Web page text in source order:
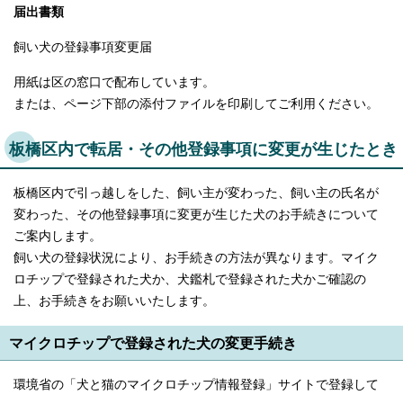
届出書類
飼い犬の登録事項変更届
用紙は区の窓口で配布しています。
または、ページ下部の添付ファイルを印刷してご利用ください。
板橋区内で転居・その他登録事項に変更が生じたとき
板橋区内で引っ越しをした、飼い主が変わった、飼い主の氏名が
変わった、その他登録事項に変更が生じた犬のお手続きについて
ご案内します。
飼い犬の登録状況により、お手続きの方法が異なります。マイク
ロチップで登録された犬か、犬鑑札で登録された犬かご確認の
上、お手続きをお願いいたします。
マイクロチップで登録された犬の変更手続き
環境省の「犬と猫のマイクロチップ情報登録」サイトで登録して